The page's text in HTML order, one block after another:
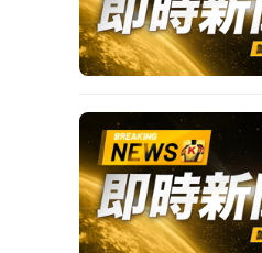
前往【08/06 產業即時